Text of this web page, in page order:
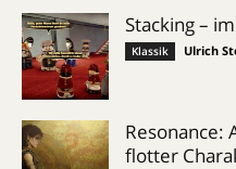
Stacking –
Klassik Ulrich
Resonance:
flotter